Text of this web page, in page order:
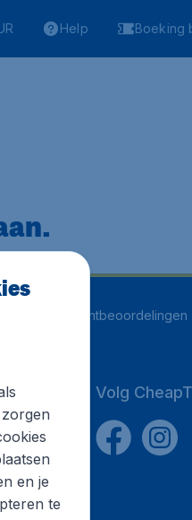
Help Boeking
klantbeoordelingen
Volg
en je
te